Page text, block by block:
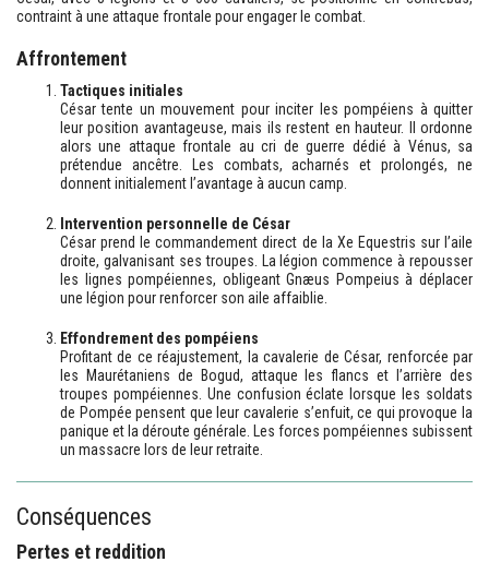
contraint à une attaque frontale pour engager le combat.
Affrontement
Tactiques initiales
César tente un mouvement pour inciter les pompéiens à quitter
leur position avantageuse, mais ils restent en hauteur. Il ordonne
alors une attaque frontale au cri de guerre dédié à Vénus, sa
prétendue ancêtre. Les combats, acharnés et prolongés, ne
donnent initialement l’avantage à aucun camp.
Intervention personnelle de César
César prend le commandement direct de la Xe Equestris sur l’aile
droite, galvanisant ses troupes. La légion commence à repousser
les lignes pompéiennes, obligeant Gnæus Pompeius à déplacer
une légion pour renforcer son aile affaiblie.
Effondrement des pompéiens
Profitant de ce réajustement, la cavalerie de César, renforcée par
les Maurétaniens de Bogud, attaque les flancs et l’arrière des
troupes pompéiennes. Une confusion éclate lorsque les soldats
de Pompée pensent que leur cavalerie s’enfuit, ce qui provoque la
panique et la déroute générale. Les forces pompéiennes subissent
un massacre lors de leur retraite.
Conséquences
Pertes et reddition